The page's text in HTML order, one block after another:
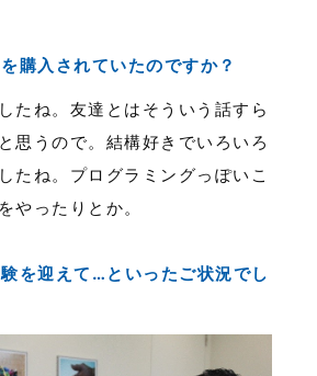
購入されていたのですか？
たね。友達とはそういう話すら
思うので。結構好きでいろいろ
たね。プログラミングっぽいこ
やったりとか。
を迎えて…といったご状況でし